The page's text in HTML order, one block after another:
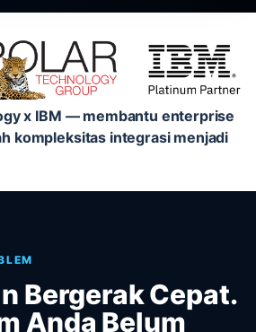
x IBM — membantu enterprise
kompleksitas integrasi menjadi
Bergerak Cepat.
Anda Belum